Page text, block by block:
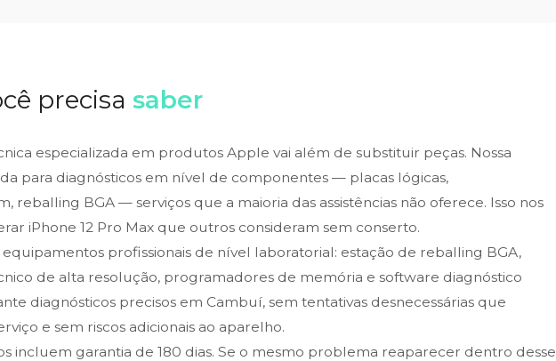
precisa saber
especializada em produtos Apple vai além de substituir peças. Nossa
para diagnósticos em nível de componentes — placas lógicas,
reballing BGA — serviços que a maioria das assistências não oferece. Isso nos
iPhone 12 Pro Max que outros consideram sem conserto.
profissionais de nível laboratorial: estação de reballing BGA,
de alta resolução, programadores de memória e software diagnóstico
diagnósticos precisos em Cambuí, sem tentativas desnecessárias que
e sem riscos adicionais ao aparelho.
incluem garantia de 180 dias. Se o mesmo problema reaparecer dentro desse